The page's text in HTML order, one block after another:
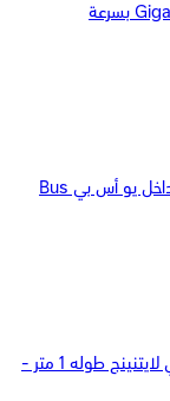
مانهتن محول من USB-C 3.2 إلي أنترنت Gigabit بسرعة
مانهاتن محول 4 منافذ من Type-C الي 4 مداخل يو أس بي Bus
لافينتو MX53B كابل أيفون من يو أس بي الي لايتنينج طوله 1 متر -